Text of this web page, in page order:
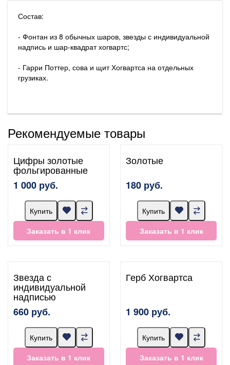
Состав:
- Фонтан из 8 обычных шаров, звезды с индивидуальной
надпись и шар-квадрат хогвартс;
- Гарри Поттер, сова и щит Хогвартса на отдельных
грузиках.
Рекомендуемые товары
Цифры золотые
фольгированные
1 000 руб.
Купить
Заказать в 1 клик
Золотые
180 руб.
Купить
Заказать в 1 клик
Звезда с
индивидуальной
надписью
660 руб.
Купить
Заказать в 1 клик
Герб Хогвартса
1 900 руб.
Купить
Заказать в 1 клик